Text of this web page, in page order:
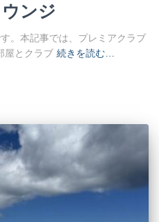
ンジ
。本記事では、プレミアクラブ
屋とクラブ 続きを読む…